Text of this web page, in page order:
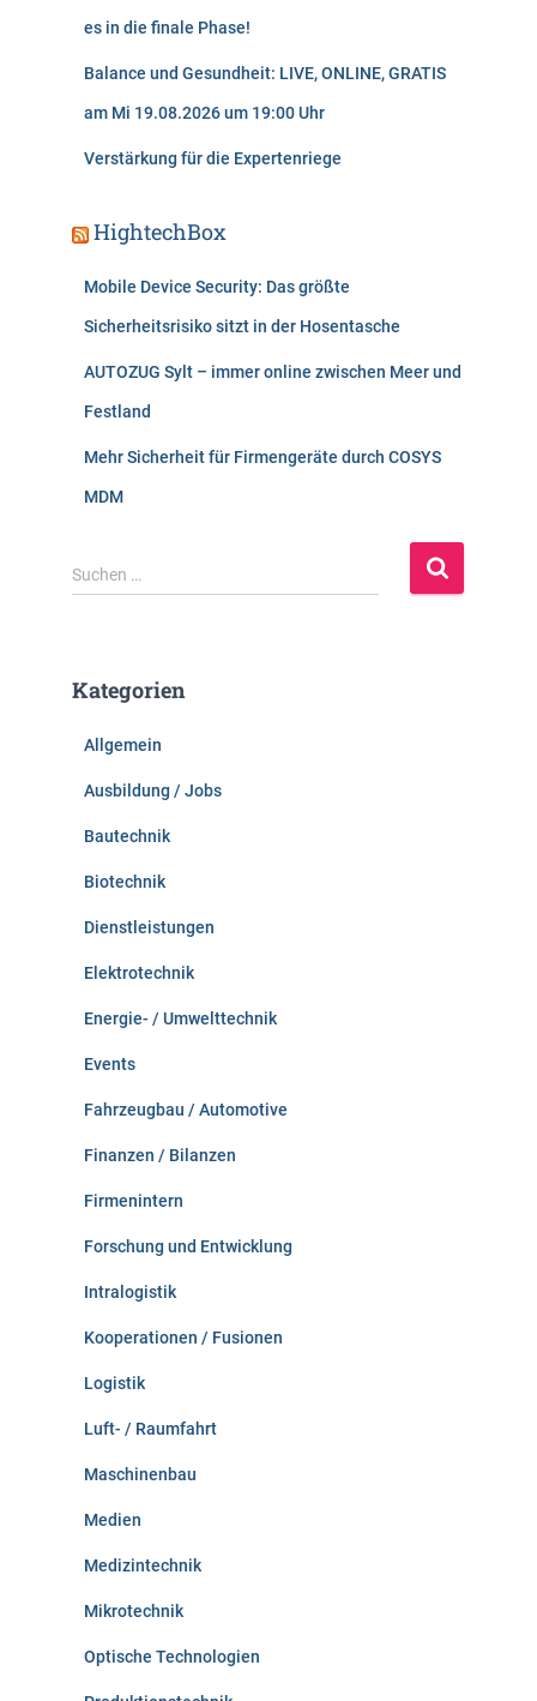
es in die finale Phase!
Balance und Gesundheit: LIVE, ONLINE, GRATIS
am Mi 19.08.2026 um 19:00 Uhr
Verstärkung für die Expertenriege
HightechBox
Mobile Device Security: Das größte
Sicherheitsrisiko sitzt in der Hosentasche
AUTOZUG Sylt – immer online zwischen Meer und
Festland
Mehr Sicherheit für Firmengeräte durch COSYS
MDM
S
u
n
Suchen …
Kategorien
Allgemein
Ausbildung / Jobs
Bautechnik
Biotechnik
Dienstleistungen
Elektrotechnik
Energie- / Umwelttechnik
Events
Fahrzeugbau / Automotive
Finanzen / Bilanzen
Firmenintern
Forschung und Entwicklung
Intralogistik
Kooperationen / Fusionen
Logistik
Luft- / Raumfahrt
Maschinenbau
Medien
Medizintechnik
Mikrotechnik
Optische Technologien